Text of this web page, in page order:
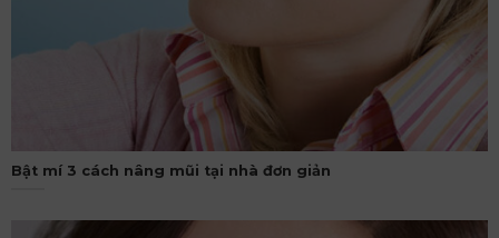
Bật mí 3 cách nâng mũi tại nhà đơn giản